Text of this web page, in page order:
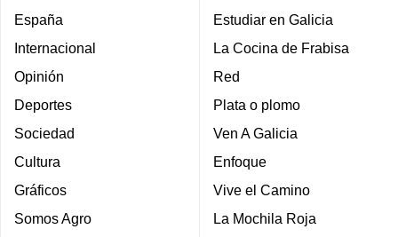
España
Internacional
Opinión
Deportes
Sociedad
Cultura
Gráficos
Somos Agro
Estudiar en Galicia
La Cocina de Frabisa
Red
Plata o plomo
Ven A Galicia
Enfoque
Vive el Camino
La Mochila Roja